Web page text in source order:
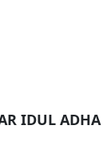
IDUL ADHA